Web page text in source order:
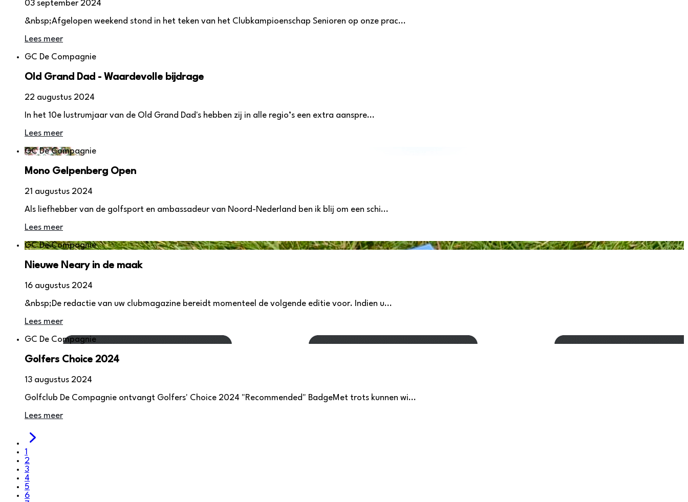
03 september 2024
&nbsp;Afgelopen weekend stond in het teken van het Clubkampioenschap Senioren op onze prac...
Lees meer
GC De Compagnie
Old Grand Dad - Waardevolle bijdrage
22 augustus 2024
In het 10e lustrumjaar van de Old Grand Dad's hebben zij in alle regio’s een extra aanspre...
Lees meer
GC De Compagnie
Mono Gelpenberg Open
21 augustus 2024
Als liefhebber van de golfsport en ambassadeur van Noord-Nederland ben ik blij om een schi...
Lees meer
GC De Compagnie
Nieuwe Neary in de maak
16 augustus 2024
&nbsp;De redactie van uw clubmagazine bereidt momenteel de volgende editie voor. Indien u...
Lees meer
GC De Compagnie
Golfers Choice 2024
13 augustus 2024
Golfclub De Compagnie ontvangt Golfers' Choice 2024 "Recommended" BadgeMet trots kunnen wi...
Lees meer
1
2
3
4
5
6